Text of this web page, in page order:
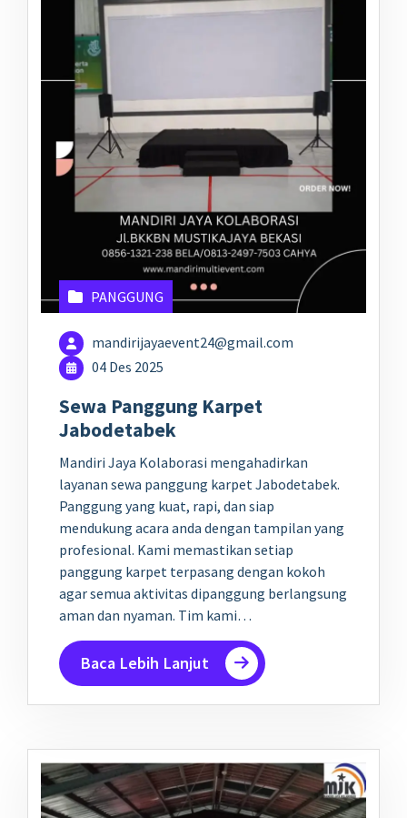
PANGGUNG
mandirijayaevent24@gmail.com
04 Des 2025
Sewa Panggung Karpet
Jabodetabek
Mandiri Jaya Kolaborasi mengahadirkan
layanan sewa panggung karpet Jabodetabek.
Panggung yang kuat, rapi, dan siap
mendukung acara anda dengan tampilan yang
profesional. Kami memastikan setiap
panggung karpet terpasang dengan kokoh
agar semua aktivitas dipanggung berlangsung
aman dan nyaman. Tim kami…
Baca Lebih Lanjut